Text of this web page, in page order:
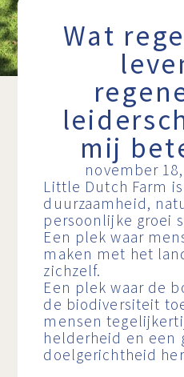
Wat
mij
november 18,
Little Dutch Farm
duurzaamheid,
persoonlijke groei
Een plek waar
maken met het
zichzelf.
Een plek waar de
de biodiversiteit
mensen
helderheid en een
doelgerichtheid